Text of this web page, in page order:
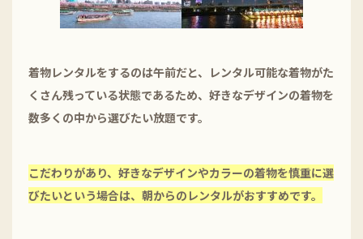
着物レンタルをするのは午前だと、レンタル可能な着物がた
くさん残っている状態であるため、好きなデザインの着物を
数多くの中から選びたい放題です。
こだわりがあり、好きなデザインやカラーの着物を慎重に選
びたいという場合は、朝からのレンタルがおすすめです。